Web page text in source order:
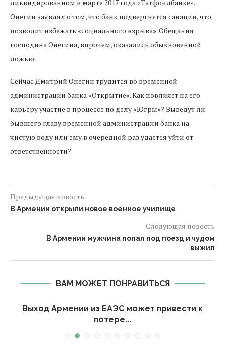
ликвидированном в марте 2017 года «Татфондбанке».
Онегин заявлял о том, что банк подвергнется санации, что
позволит избежать «социального взрыва». Обещания
господина Онегина, впрочем, оказались обыкновенной
ложью.
Сейчас Дмитрий Онегин трудится во временной
администрации банка «Открытие». Как повлияет на его
карьеру участие в процессе по делу «Югры»? Выведут ли
бывшего главу временной администрации банка на
чистую воду или ему в очередной раз удастся уйти от
ответственности?
Предыдущая новость
В Армении открыли новое военное училище
Следующая новость
В Армении мужчина попал под поезд и чудом
выжил
ВАМ МОЖЕТ ПОНРАВИТЬСЯ
Выход Армении из ЕАЭС может привести к
потере...